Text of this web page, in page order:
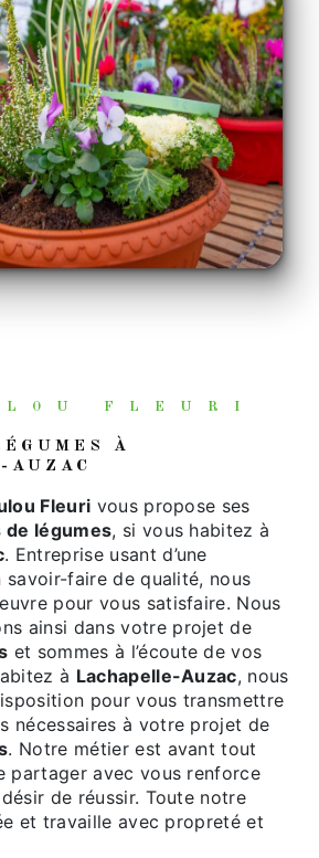
FLEURI
AUZAC
Fleuri vous propose ses
de légumes, si vous habitez à
. Entreprise usant d’une
savoir-faire de qualité, nous
pour vous satisfaire. Nous
ainsi dans votre projet de
et sommes à l’écoute de vos
à Lachapelle-Auzac, nous
pour vous transmettre
nécessaires à votre projet de
. Notre métier est avant tout
partager avec vous renforce
de réussir. Toute notre
et travaille avec propreté et